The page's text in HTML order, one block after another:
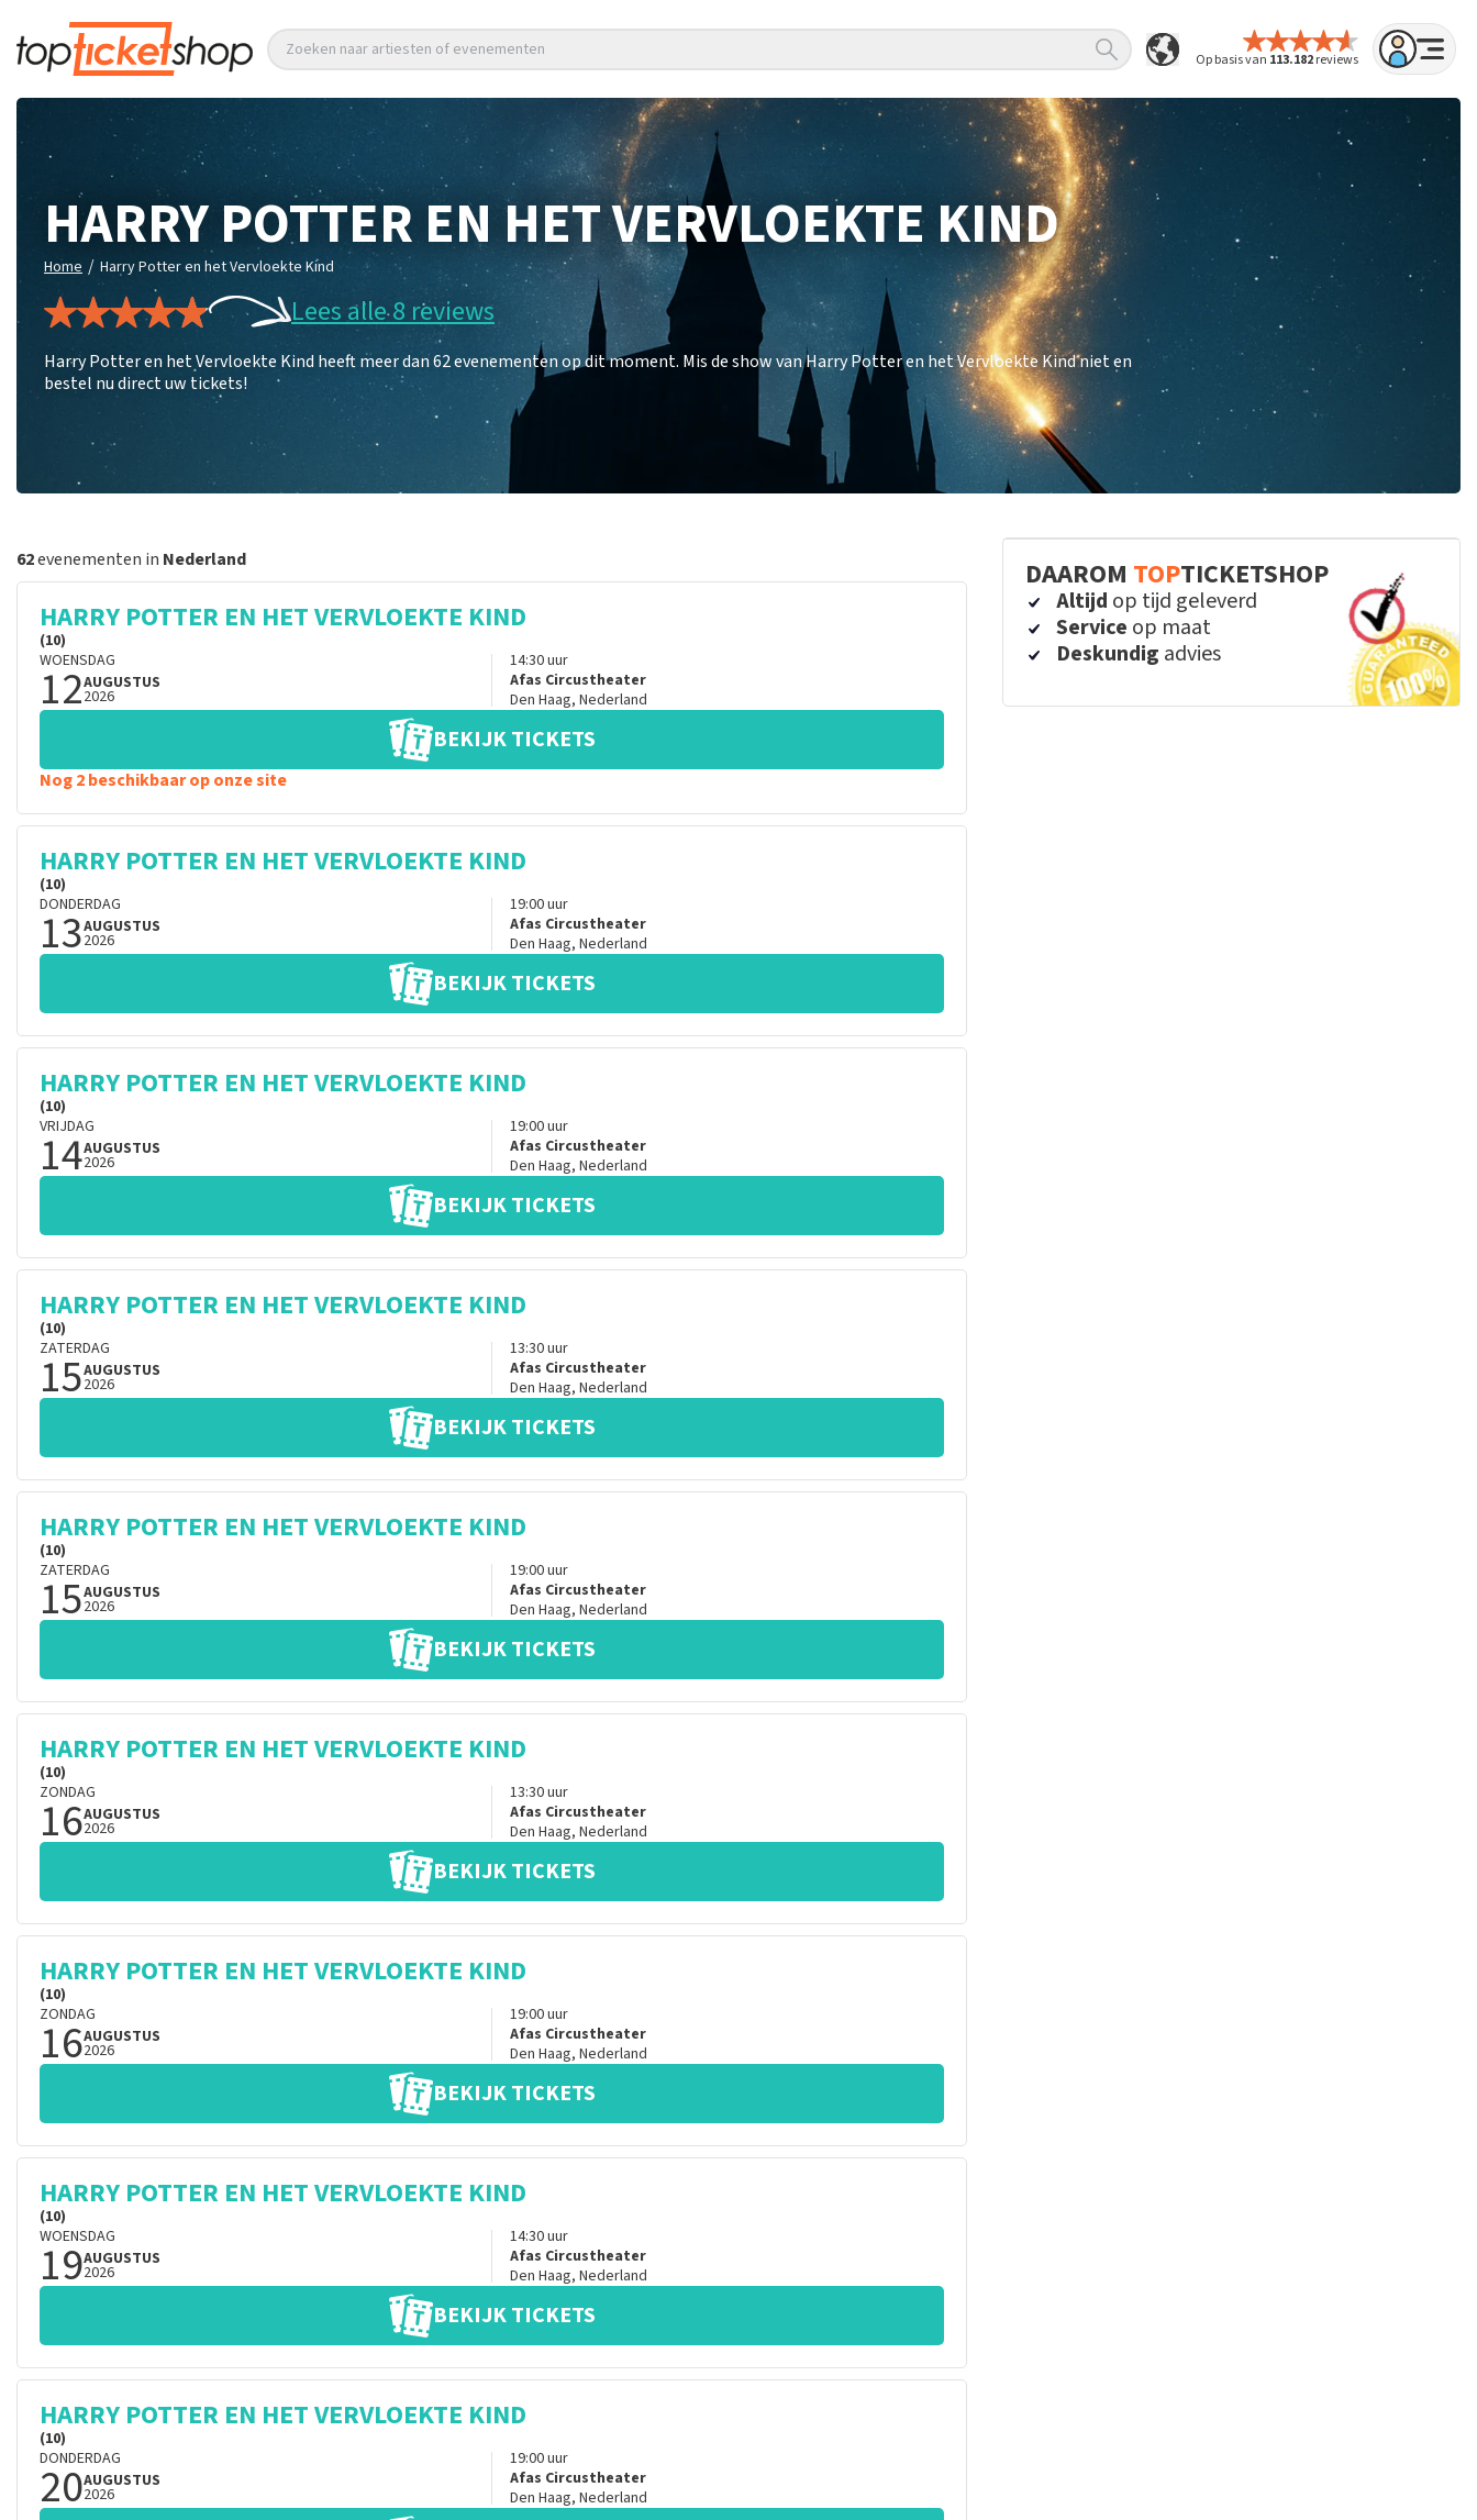
Op basis van 113.182reviews
Zoeken naar artiesten of evenementen
HARRY POTTER EN HET VERVLOEKTE KIND
Home / Harry Potter en het Vervloekte Kind
Lees alle 8 reviews
Harry Potter en het Vervloekte Kind heeft meer dan 62 evenementen op dit moment. Mis de show van Harry Potter en het Vervloekte Kind niet en
bestel nu direct uw tickets!
62evenementen in Nederland
HARRY POTTER EN HET VERVLOEKTE KIND
(10)
WOENSDAG
12AUGUSTUS
2026
14:30uur
Afas Circustheater
Den Haag, Nederland
BEKIJK TICKETS
Nog 2 beschikbaar op onze site
HARRY POTTER EN HET VERVLOEKTE KIND
(10)
DONDERDAG
13AUGUSTUS
2026
19:00uur
Afas Circustheater
Den Haag, Nederland
BEKIJK TICKETS
HARRY POTTER EN HET VERVLOEKTE KIND
(10)
VRIJDAG
14AUGUSTUS
2026
19:00uur
Afas Circustheater
Den Haag, Nederland
BEKIJK TICKETS
HARRY POTTER EN HET VERVLOEKTE KIND
(10)
ZATERDAG
15AUGUSTUS
2026
13:30uur
Afas Circustheater
Den Haag, Nederland
BEKIJK TICKETS
HARRY POTTER EN HET VERVLOEKTE KIND
(10)
ZATERDAG
15AUGUSTUS
2026
19:00uur
Afas Circustheater
Den Haag, Nederland
BEKIJK TICKETS
HARRY POTTER EN HET VERVLOEKTE KIND
(10)
ZONDAG
16AUGUSTUS
2026
13:30uur
Afas Circustheater
Den Haag, Nederland
BEKIJK TICKETS
HARRY POTTER EN HET VERVLOEKTE KIND
(10)
ZONDAG
16AUGUSTUS
2026
19:00uur
Afas Circustheater
Den Haag, Nederland
BEKIJK TICKETS
HARRY POTTER EN HET VERVLOEKTE KIND
(10)
WOENSDAG
19AUGUSTUS
2026
14:30uur
Afas Circustheater
Den Haag, Nederland
BEKIJK TICKETS
HARRY POTTER EN HET VERVLOEKTE KIND
(10)
DONDERDAG
20AUGUSTUS
2026
19:00uur
Afas Circustheater
Den Haag, Nederland
DAAROM TOPTICKETSHOP
Altijd op tijd geleverd
Service op maat
Deskundig advies